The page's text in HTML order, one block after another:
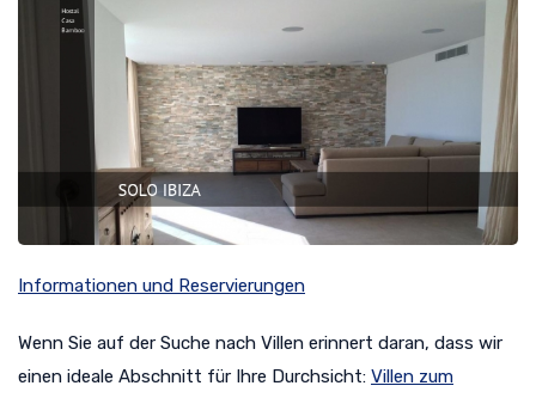
Informationen und Reservierungen
Wenn Sie auf der Suche nach Villen erinnert daran, dass wir
einen ideale Abschnitt für Ihre Durchsicht: Villen zum